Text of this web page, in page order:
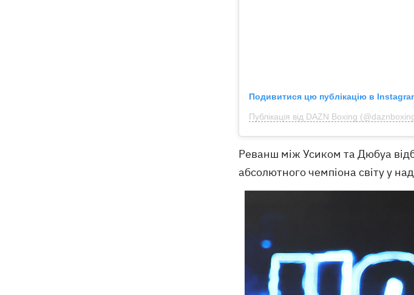
Подивитися цю публікацію в
Публікація від DAZN Boxing
Реванш між Усиком та Дюбуа
абсолютного чемпіона світу у